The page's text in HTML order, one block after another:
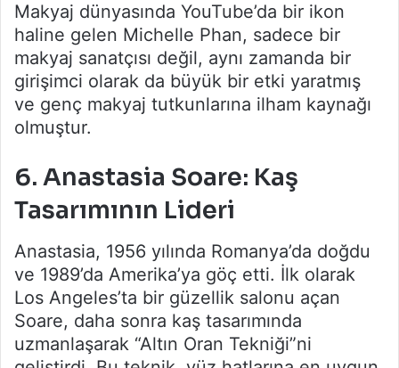
Makyaj dünyasında YouTube’da bir ikon
haline gelen Michelle Phan, sadece bir
makyaj sanatçısı değil, aynı zamanda bir
girişimci olarak da büyük bir etki yaratmış
ve genç makyaj tutkunlarına ilham kaynağı
olmuştur.
6. Anastasia Soare: Kaş
Tasarımının Lideri
Anastasia, 1956 yılında Romanya’da doğdu
ve 1989’da Amerika’ya göç etti. İlk olarak
Los Angeles’ta bir güzellik salonu açan
Soare, daha sonra kaş tasarımında
uzmanlaşarak “Altın Oran Tekniği”ni